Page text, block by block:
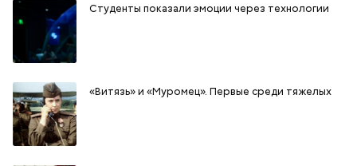
Студенты показали эмоции через технологии
«Витязь» и «Муромец». Первые среди тяжелых